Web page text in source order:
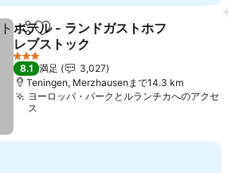
シェアお気に入りに追加
ホテル - ランドガストホフ
レブストック
料金を表示
3 ホテルのランク
8.1 満足
3,027
Teningen, Merzhausenまで14.3 km
ヨーロッパ・パークとルランチカへのアクセ
ス